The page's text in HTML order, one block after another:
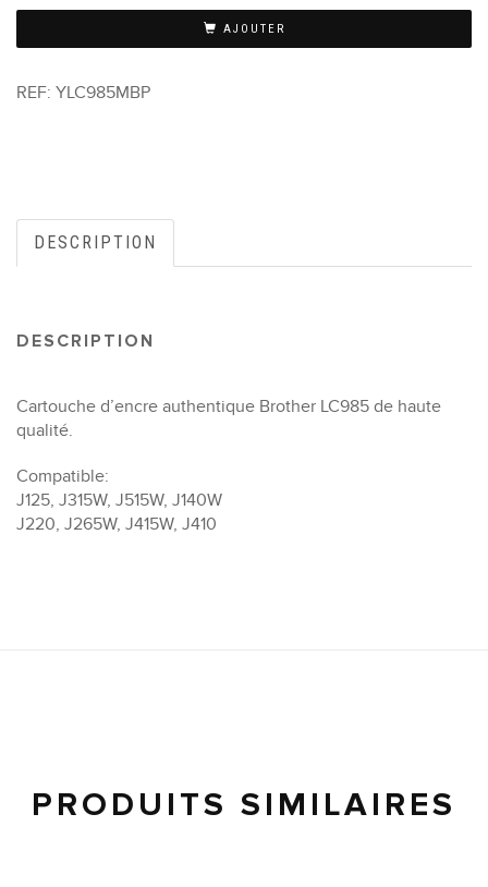
AJOUTER
REF: YLC985MBP
DESCRIPTION
DESCRIPTION
Cartouche d’encre authentique Brother LC985 de haute
qualité.
Compatible:
J125, J315W, J515W, J140W
J220, J265W, J415W, J410
PRODUITS SIMILAIRES